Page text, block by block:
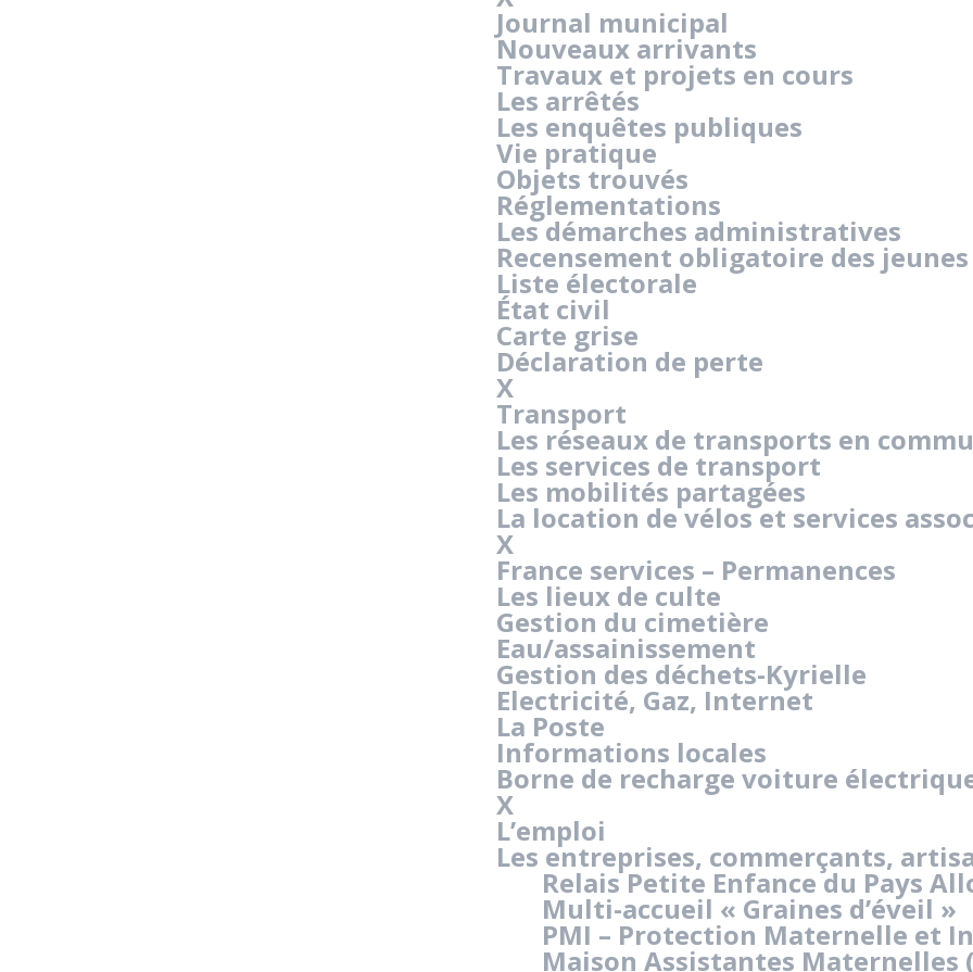
Journal municipal
Nouveaux arrivants
Travaux et projets en cours
Les arrêtés
Les enquêtes publiques
Vie pratique
Objets trouvés
Réglementations
Les démarches administratives
Recensement obligatoire des jeunes
Liste électorale
État civil
Carte grise
Déclaration de perte
X
Transport
Les réseaux de transports en
Les services de transport
Les mobilités partagées
La location de vélos et services
X
France services – Permanences
Les lieux de culte
Gestion du cimetière
Eau/assainissement
Gestion des déchets-Kyrielle
Electricité, Gaz, Internet
La Poste
Informations locales
Borne de recharge voiture
X
L’emploi
Les entreprises, commerçants,
Relais Petite Enfance du Pays
Multi-accueil « Graines d’éveil »
PMI – Protection Maternelle et
Maison Assistantes Maternelles